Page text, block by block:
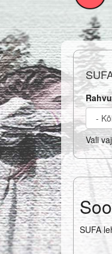
Vali
SUFA